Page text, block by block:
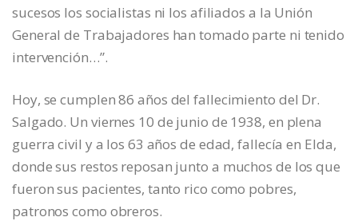
sucesos los socialistas ni los afiliados a la Unión
General de Trabajadores han tomado parte ni tenido
intervención…”.
Hoy, se cumplen 86 años del fallecimiento del Dr.
Salgado. Un viernes 10 de junio de 1938, en plena
guerra civil y a los 63 años de edad, fallecía en Elda,
donde sus restos reposan junto a muchos de los que
fueron sus pacientes, tanto rico como pobres,
patronos como obreros.